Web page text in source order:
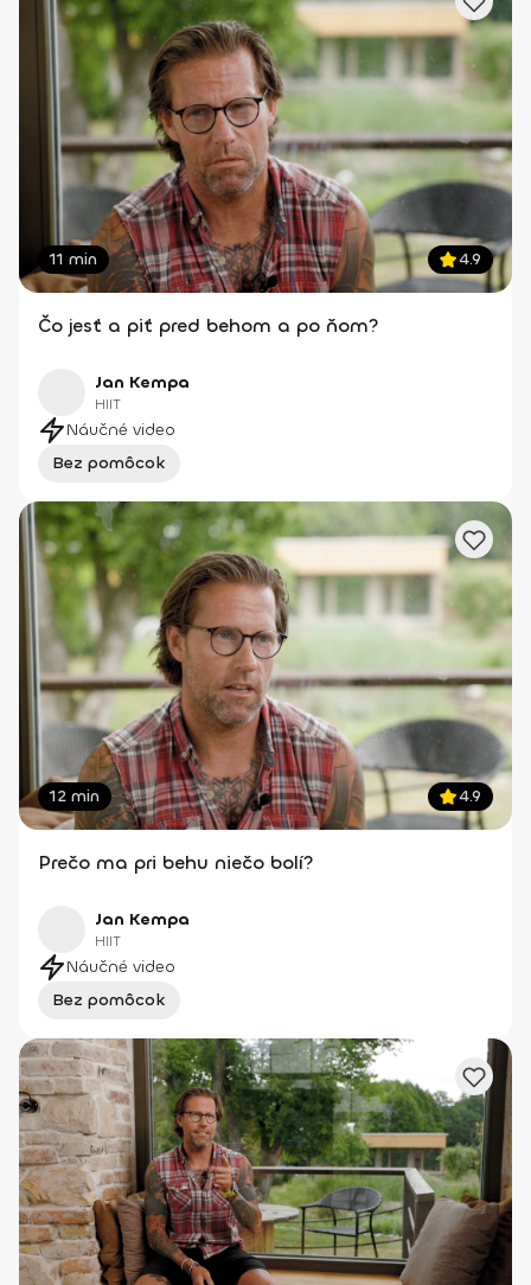
11 min 4.9
Čo jesť a piť pred behom a po ňom?
Jan Kempa
HIIT
Náučné video
Bez pomôcok
12 min 4.9
Prečo ma pri behu niečo bolí?
Jan Kempa
HIIT
Náučné video
Bez pomôcok